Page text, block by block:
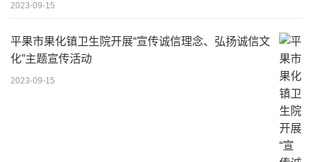
2023-09-15
平果市果化镇卫生院开展“宣传诚信理念、弘扬诚信文
化”主题宣传活动
2023-09-15